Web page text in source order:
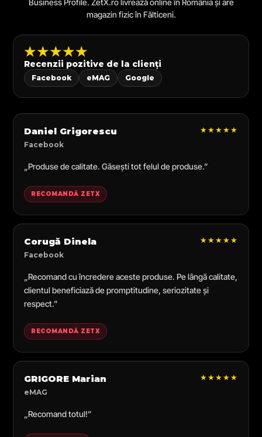
Business Profile. ZetX.ro livrează online în România și are
magazin fizic în Fălticeni.
★★★★★
Recenzii pozitive de la clienți
Facebook eMAG Google
Daniel Grigorescu
Facebook
★★★★★
„Produse de calitate. Găsești tot felul de produse.”
RECOMANDĂ ZETX
Corugă Dinela
Facebook
★★★★★
„Recomand cu încredere aceste produse. Pe lângă calitate,
clientul beneficiază de promptitudine, seriozitate și
respect.”
RECOMANDĂ ZETX
GRIGORE Marian
eMAG
★★★★★
„Recomand totul!”